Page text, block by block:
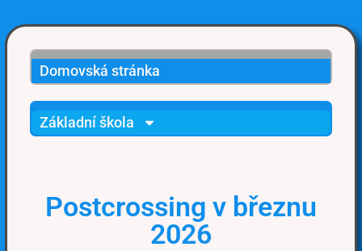
Domovská stránka
Základní škola
Postcrossing v březnu
2026